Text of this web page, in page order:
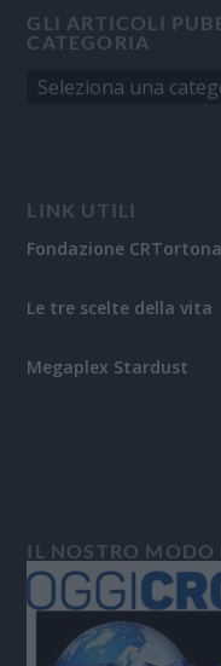
GLI ARTICOLI
CATEGORIA
LINK UTILI
Fondazione CRTortona
Le tre scelte della vita
Megaplex Stardust
IL NOSTRO MODO